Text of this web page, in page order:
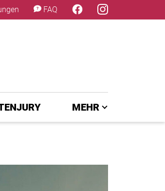
FAQ
MEHR
×